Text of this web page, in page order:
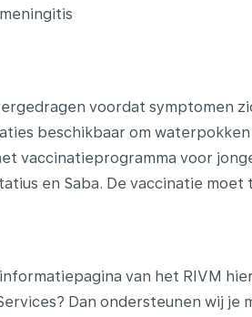
voordat symptomen
beschikbaar om
vaccinatieprogramma voor
en Saba. De vaccinatie
van het RIVM
Dan ondersteunen wij je